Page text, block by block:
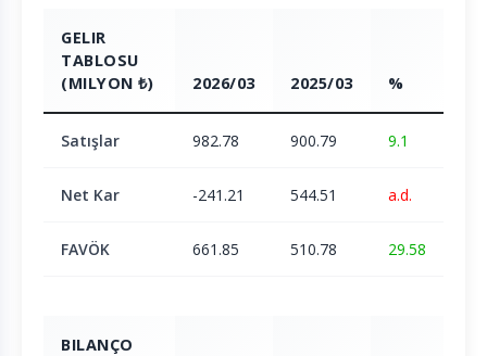
GELIR
TABLOSU
(MILYON ₺)
2026/03 2025/03 %
Satışlar 982.78 900.79 9.1
Net Kar -241.21 544.51 a.d.
FAVÖK 661.85 510.78 29.58
BILANÇO